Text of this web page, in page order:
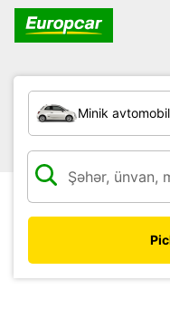
Hansı növ nəqliyyat
Minik